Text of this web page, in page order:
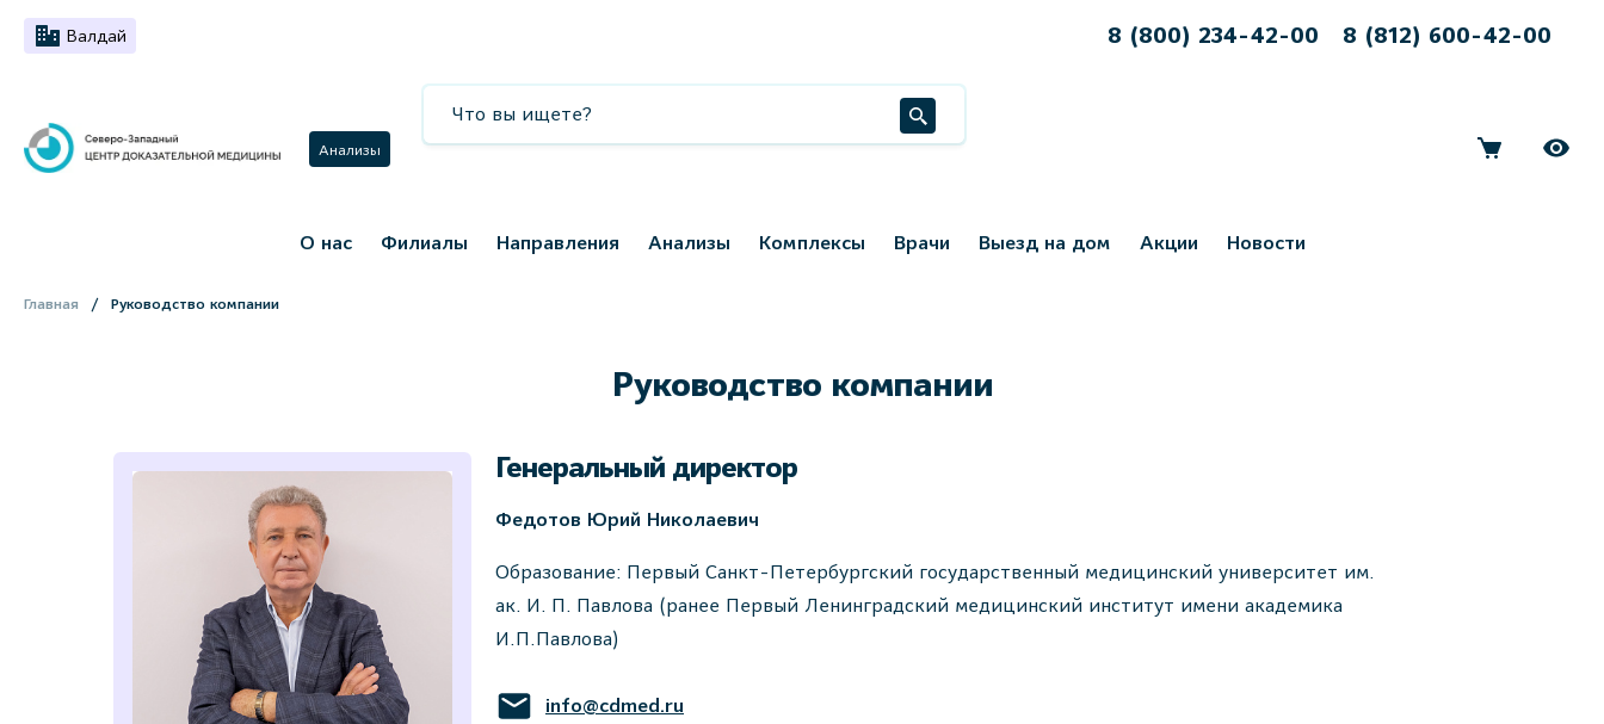
Валдай 8 (800) 234-42-00 8 (812) 600-42-00
Анализы
О нас Филиалы Направления Анализы Комплексы Врачи Выезд на дом Акции Новости
Главная Руководство компании
Руководство компании
Генеральный директор
Федотов Юрий Николаевич
Образование: Первый Санкт-Петербургский государственный медицинский университет им.
ак. И. П. Павлова (ранее Первый Ленинградский медицинский институт имени академика
И.П.Павлова)
info@cdmed.ru